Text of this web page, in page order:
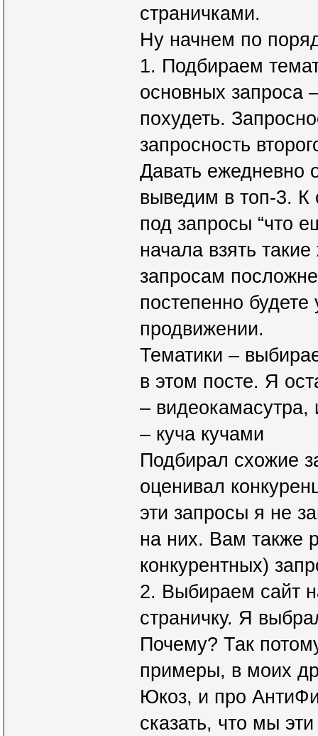
страничками.
Ну начнем по
1. Подбираем
основных запроса
похудеть.
запросность
Давать ежедневно
выведим в топ-3. К
под запросы “что
начала взять
запросам
постепенно
продвижении.
Тематики –
в этом посте. Я
– видеокамасутра,
– куча кучами
Подбирал схожие
оценивал
эти запросы я не
на них. Вам также
конкурентных)
2. Выбираем сайт
страничку. Я
Почему? Так
примеры, в моих
Юкоз, и про
сказать, что мы